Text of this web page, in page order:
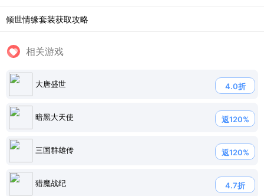
倾世情缘套装获取攻略
相关游戏
大唐盛世 4.0折
暗黑大天使 返120%
三国群雄传 返120%
猎魔战纪 4.7折